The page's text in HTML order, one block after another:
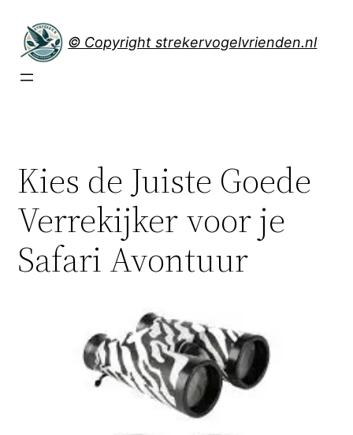
naar
inhoud
© Copyright strekervogelvrienden.nl
Kies de Juiste Goede
Verrekijker voor je
Safari Avontuur